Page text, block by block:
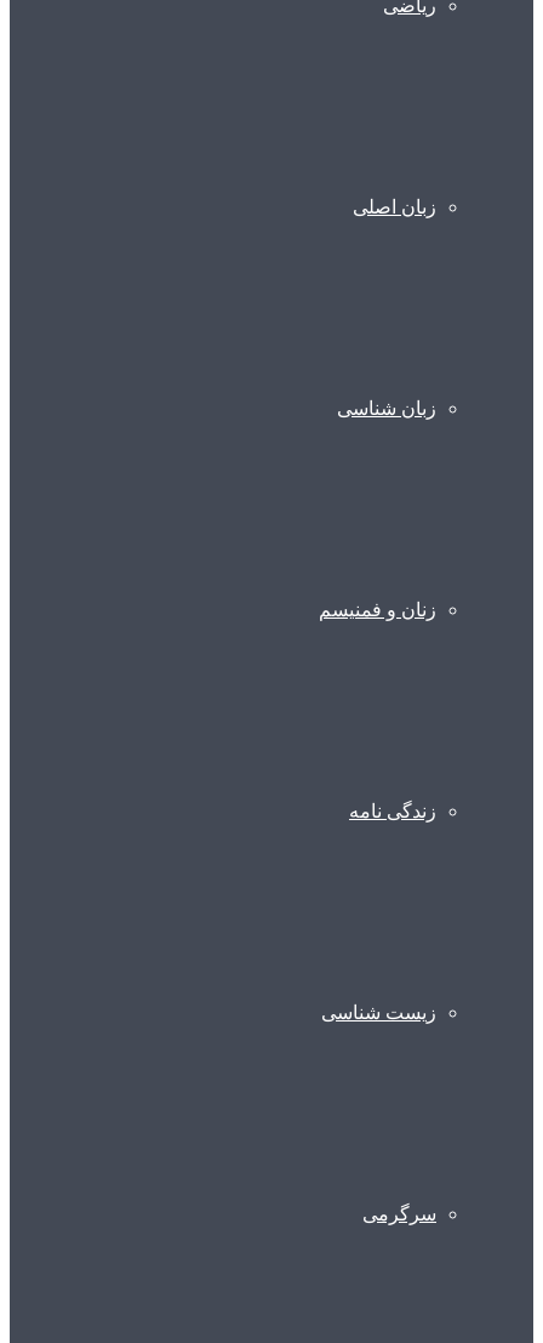
ریاضی
زبان اصلی
زبان شناسی
زنان و فمنیسم
زندگی نامه
زیست شناسی
سرگرمی